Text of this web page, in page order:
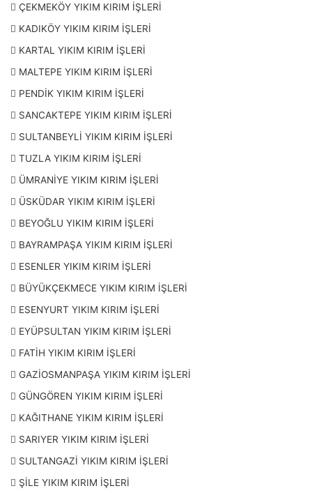
Ev, Ofis, Dükkan, Bakkal Tadilat Öncesi Yıkım ve
Kırımı
ÇEKMEKÖY YIKIM KIRIM İŞLERİ
KADIKÖY YIKIM KIRIM İŞLERİ
KARTAL YIKIM KIRIM İŞLERİ
MALTEPE YIKIM KIRIM İŞLERİ
PENDİK YIKIM KIRIM İŞLERİ
SANCAKTEPE YIKIM KIRIM İŞLERİ
SULTANBEYLİ YIKIM KIRIM İŞLERİ
TUZLA YIKIM KIRIM İŞLERİ
ÜMRANİYE YIKIM KIRIM İŞLERİ
ÜSKÜDAR YIKIM KIRIM İŞLERİ
BEYOĞLU YIKIM KIRIM İŞLERİ
BAYRAMPAŞA YIKIM KIRIM İŞLERİ
ESENLER YIKIM KIRIM İŞLERİ
BÜYÜKÇEKMECE YIKIM KIRIM İŞLERİ
ESENYURT YIKIM KIRIM İŞLERİ
EYÜPSULTAN YIKIM KIRIM İŞLERİ
FATİH YIKIM KIRIM İŞLERİ
GAZİOSMANPAŞA YIKIM KIRIM İŞLERİ
GÜNGÖREN YIKIM KIRIM İŞLERİ
KAĞITHANE YIKIM KIRIM İŞLERİ
SARIYER YIKIM KIRIM İŞLERİ
SULTANGAZİ YIKIM KIRIM İŞLERİ
ŞİLE YIKIM KIRIM İŞLERİ